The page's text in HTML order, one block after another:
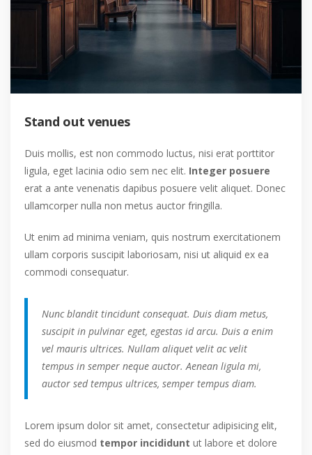
Stand out venues
Duis mollis, est non commodo luctus, nisi erat porttitor
ligula, eget lacinia odio sem nec elit. Integer posuere
erat a ante venenatis dapibus posuere velit aliquet. Donec
ullamcorper nulla non metus auctor fringilla.
Ut enim ad minima veniam, quis nostrum exercitationem
ullam corporis suscipit laboriosam, nisi ut aliquid ex ea
commodi consequatur.
Nunc blandit tincidunt consequat. Duis diam metus,
suscipit in pulvinar eget, egestas id arcu. Duis a enim
vel mauris ultrices. Nullam aliquet velit ac velit
tempus in semper neque auctor. Aenean ligula mi,
auctor sed tempus ultrices, semper tempus diam.
Lorem ipsum dolor sit amet, consectetur adipisicing elit,
sed do eiusmod tempor incididunt ut labore et dolore